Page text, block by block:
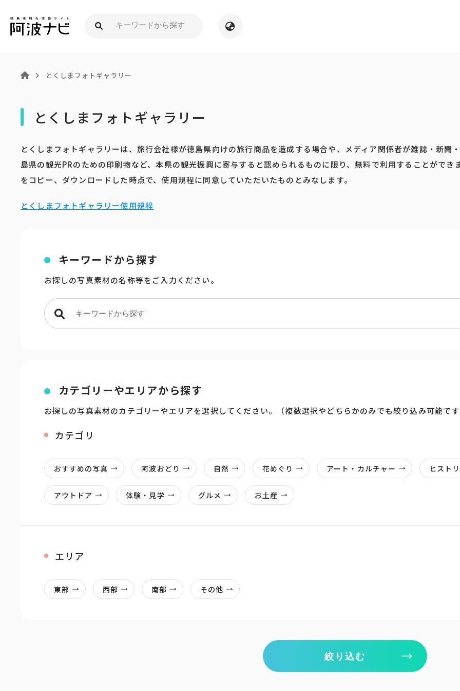
とくしまフォトギャラリー
とくしまフォトギャラリー
とくしまフォトギャラリーは、旅行会社様が徳島県向けの旅行商品を造成する場合や、メディア関係者が雑誌・新聞
島県の観光PRのための印刷物など、本県の観光振興に寄与すると認められるものに限り、無料で利用することがで
をコピー、ダウンロードした時点で、使用規程に同意していただいたものとみなします。
とくしまフォトギャラリー使用規程
キーワードから探す
お探しの写真素材の名称等をご入力ください。
カテゴリーやエリアから探す
お探しの写真素材のカテゴリーやエリアを選択してください。（複数選択やどちらかのみでも絞り込み可能で
カテゴリ
おすすめの写真 阿波おどり 自然 花めぐり アート・カルチャー ヒスト
アウトドア 体験・見学 グルメ お土産
エリア
東部 西部 南部 その他
絞り込む